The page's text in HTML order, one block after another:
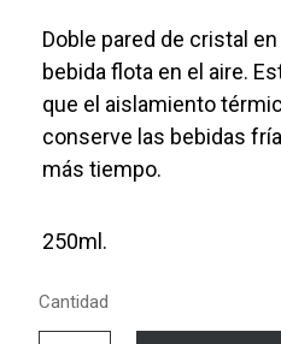
Doble pared de cristal
bebida flota en el aire.
que el aislamiento
conserve las bebidas
más tiempo.
250ml.
Cantidad